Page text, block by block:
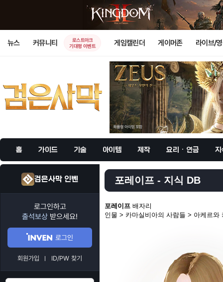
뉴스 커뮤니티
로스트아크
기대평 이벤트
게임캘린더 게이머존 라이브/
홈 가이드 기술 아이템 제작 요리 · 연금 지
검은사막 인벤
로그인하고
출석보상 받으세요!
로그인
회원가입 ID/PW 찾기
포레이프 - 지식 DB
포레이프 배자리
인물 > 카마실비아의 사람들 > 아케르와